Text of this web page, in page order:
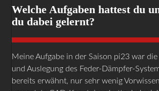
Welche Aufgaben hattest du
du dabei gelernt?
Meine Aufgabe in der Saison pi23 war
und Auslegung des Feder-Dämpfer-
bereits erwähnt, nur sehr wenig